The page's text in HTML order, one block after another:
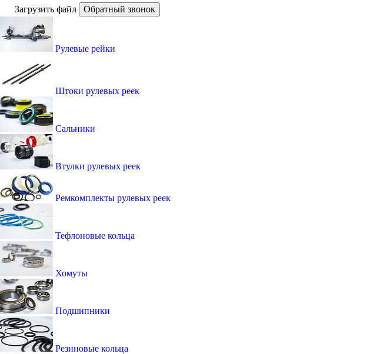
Загрузить файл
Обратный звонок
Рулевые рейки
Штоки рулевых реек
Сальники
Втулки рулевых реек
Ремкомплекты рулевых реек
Тефлоновые кольца
Хомуты
Подшипники
Резиновые кольца